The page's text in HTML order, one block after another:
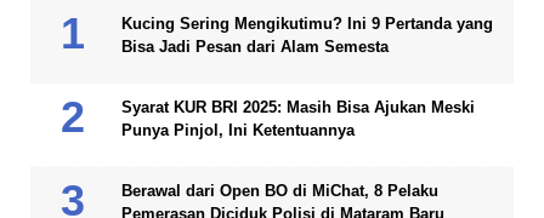
Kucing Sering Mengikutimu? Ini 9 Pertanda yang
Bisa Jadi Pesan dari Alam Semesta
Syarat KUR BRI 2025: Masih Bisa Ajukan Meski
Punya Pinjol, Ini Ketentuannya
Berawal dari Open BO di MiChat, 8 Pelaku
Pemerasan Diciduk Polisi di Mataram Baru